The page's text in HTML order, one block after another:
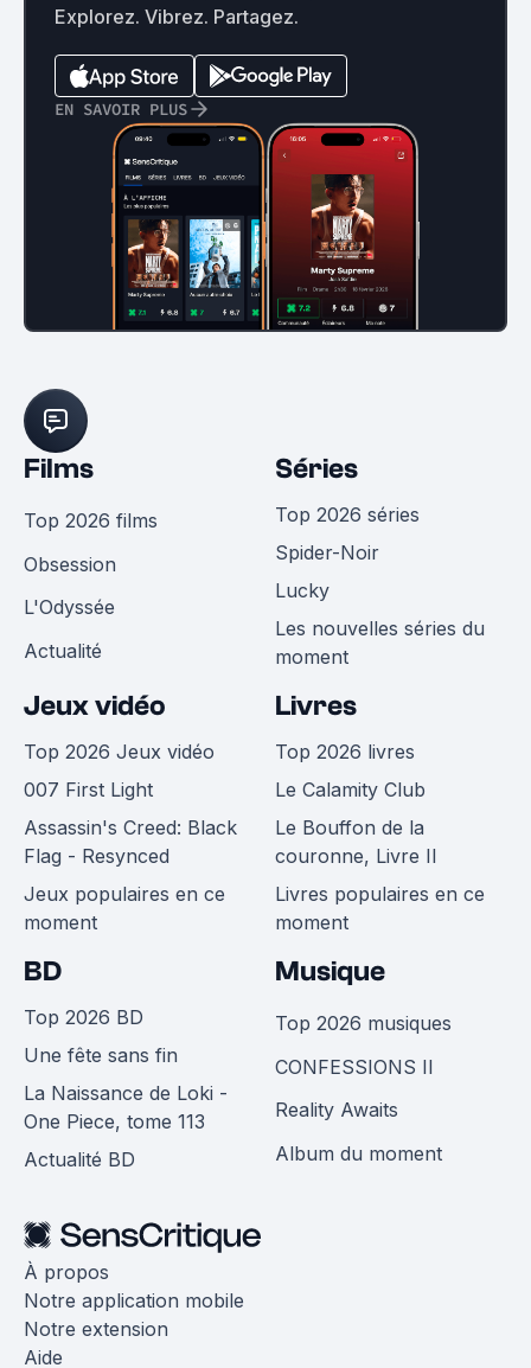
Explorez. Vibrez. Partagez.
EN SAVOIR PLUS
Films
Top 2026 films
Obsession
L'Odyssée
Actualité
Séries
Top 2026 séries
Spider-Noir
Lucky
Les nouvelles séries du
moment
Jeux vidéo
Top 2026 Jeux vidéo
007 First Light
Assassin's Creed: Black
Flag - Resynced
Jeux populaires en ce
moment
Livres
Top 2026 livres
Le Calamity Club
Le Bouffon de la
couronne, Livre II
Livres populaires en ce
moment
BD
Top 2026 BD
Une fête sans fin
La Naissance de Loki -
One Piece, tome 113
Actualité BD
Musique
Top 2026 musiques
CONFESSIONS II
Reality Awaits
Album du moment
À propos
Notre application mobile
Notre extension
Aide